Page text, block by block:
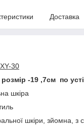
Доставка
30
-19 ,7см по
шкіра
шкіри, зйомна, з